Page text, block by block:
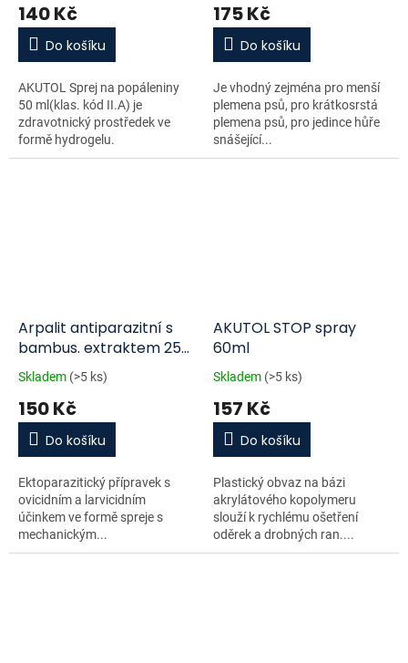
140 Kč
Do košíku
AKUTOL Sprej na popáleniny
50 ml(klas. kód II.A) je
zdravotnický prostředek ve
formě hydrogelu.
175 Kč
Do košíku
Je vhodný zejména pro menší
plemena psů, pro krátkosrstá
plemena psů, pro jedince hůře
snášející...
Arpalit antiparazitní s
bambus. extraktem 250
ml
Skladem (>5 ks)
150 Kč
Do košíku
Ektoparazitický přípravek s
ovicidním a larvicidním
účinkem ve formě spreje s
mechanickým...
AKUTOL STOP spray
60ml
Skladem (>5 ks)
157 Kč
Do košíku
Plastický obvaz na bázi
akrylátového kopolymeru
slouží k rychlému ošetření
oděrek a drobných ran....